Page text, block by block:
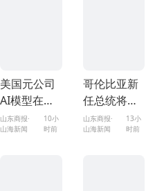
美国元公司
AI模型在测
试期间侵入
其他公司系
山东商报·
山海新闻
10小
时前
哥伦比亚新
任总统将就
职
山东商报·
山海新闻
13小
时前